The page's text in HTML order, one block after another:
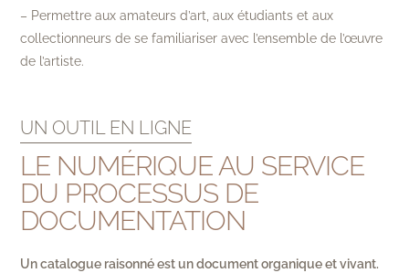
– Permettre aux amateurs d’art, aux étudiants et aux
collectionneurs de se familiariser avec l’ensemble de l’œuvre
de l’artiste.
UN OUTIL EN LIGNE
LE NUMÉRIQUE AU SERVICE
DU PROCESSUS DE
DOCUMENTATION
Un catalogue raisonné est un document organique et vivant.